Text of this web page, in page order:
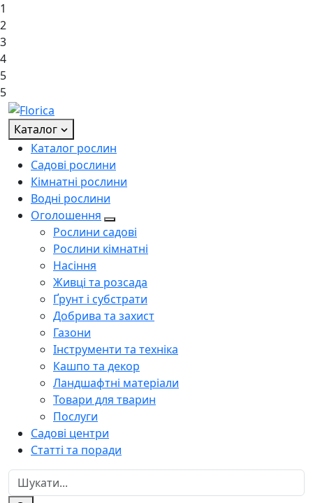
1
2
3
4
5
5
Каталог
Каталог рослин
Садові рослини
Кімнатні рослини
Водні рослини
Оголошення
Рослини садові
Рослини кімнатні
Насіння
Живці та розсада
Ґрунт і субстрати
Добрива та захист
Газони
Інструменти та техніка
Кашпо та декор
Ландшафтні матеріали
Товари для тварин
Послуги
Садові центри
Статті та поради